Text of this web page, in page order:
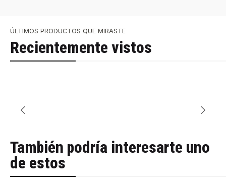
ÚLTIMOS PRODUCTOS QUE MIRASTE
Recientemente vistos
También podría interesarte uno
de estos